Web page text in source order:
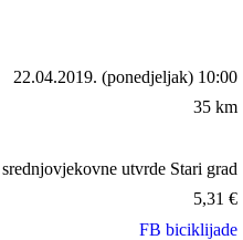
22.04.2019. (ponedjeljak) 10:00
35 km
utvrde Stari grad
5,31 €
FB biciklijade